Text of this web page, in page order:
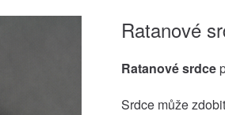
Ratanové
Ratanové srdce
Srdce může